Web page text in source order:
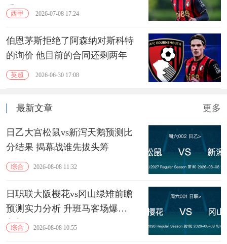
受阻
西甲 2026-07-08 17:24
伯恩茅斯拒绝了阿森纳对斯科特
的询价 他目前的合同还剩两年
英超 2026-06-30 17:08
最新文章 更多
日乙大宫松鼠vs新泻天鹅预测比
分结果 揭幕战谁先拔头筹
综合 2026-08-08 11:32
日职联大阪樱花vs冈山绿雉前瞻
预测实力分析 升班马客场爆冷
良机
综合 2026-08-08 10:55